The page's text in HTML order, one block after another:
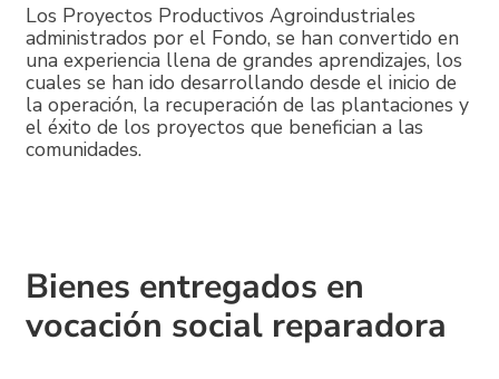
Los Proyectos Productivos Agroindustriales
administrados por el Fondo, se han convertido en
una experiencia llena de grandes aprendizajes, los
cuales se han ido desarrollando desde el inicio de
la operación, la recuperación de las plantaciones y
el éxito de los proyectos que benefician a las
comunidades.
Bienes entregados en
vocación social reparadora